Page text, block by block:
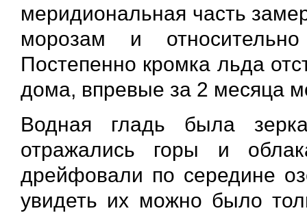
меридиональная часть
морозам и
Постепенно кромка льда
дома, впревые за 2 месяца
Водная гладь была
отражались горы и
дрейфовали по середине
увидеть их можно было